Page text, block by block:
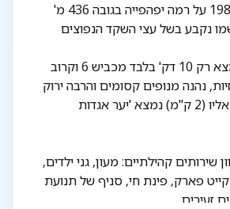
היישוב הוקם ב-1981 על רמה יפהפייה בגובה 436 מ'
נקבע בשל עצי השקד הנפוצים
היישוב שקד, שנמצא רק 10 דק' בלבד מכביש 6 וקרוב
נהנה מנופים קסומים והרבה ירוק
בעיניים. מערבית אליו (2 ק"מ) נמצא 'יער אגדות
שירותים קהילתיים: מעון, גני ילדים,
פארק, פינת חי, סניף של תנועת
זעירים.